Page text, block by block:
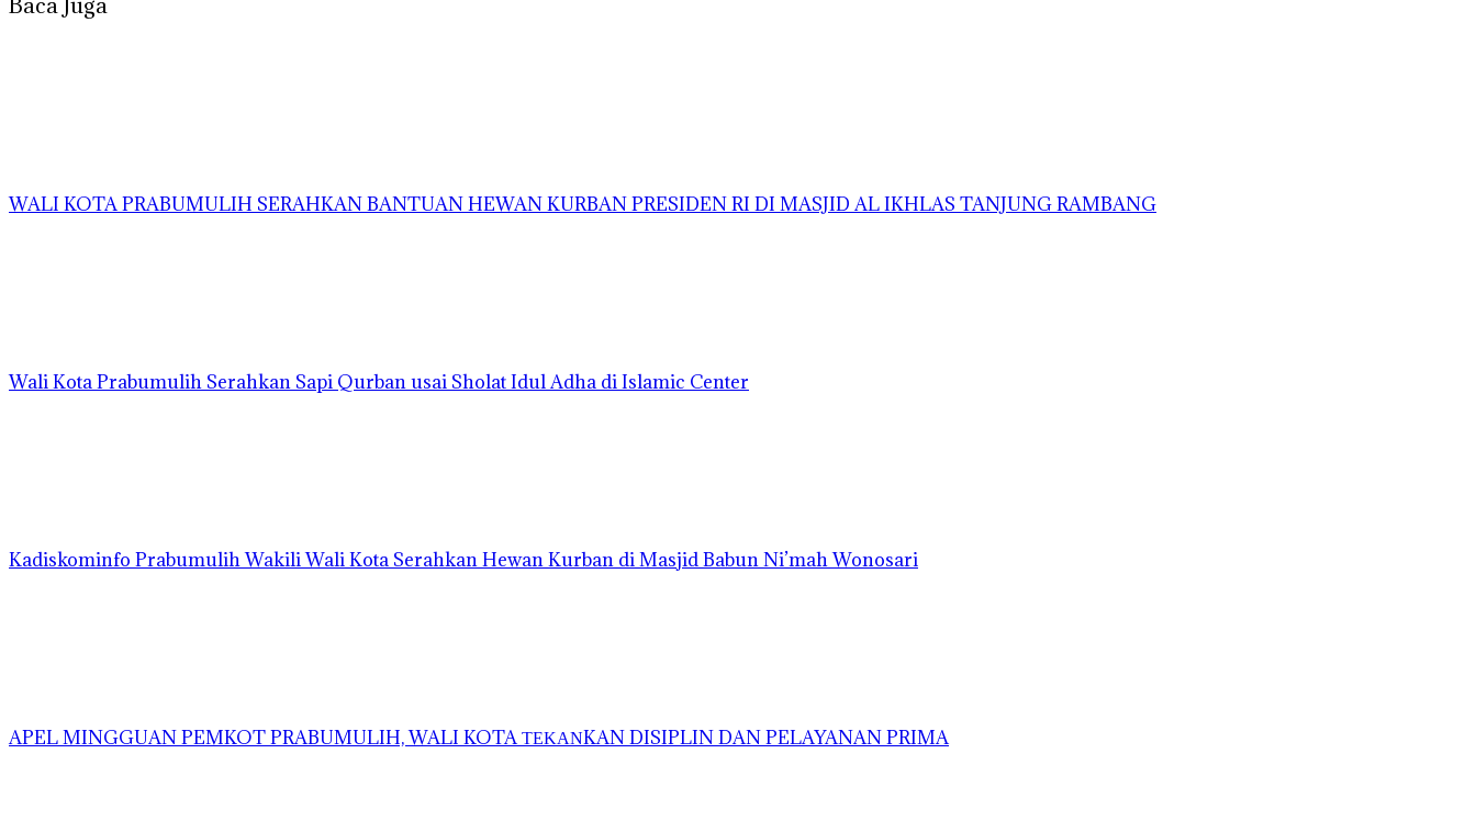
WALI KOTA PRABUMULIH SERAHKAN BANTUAN HEWAN KURBAN PRESIDEN RI DI MASJID AL IKHLAS TANJUNG RAMBANG
Wali Kota Prabumulih Serahkan Sapi Qurban usai Sholat Idul Adha di Islamic Center
Kadiskominfo Prabumulih Wakili Wali Kota Serahkan Hewan Kurban di Masjid Babun Ni’mah Wonosari
APEL MINGGUAN PEMKOT PRABUMULIH, WALI KOTA ΤΕΚΑΝKAN DISIPLIN DAN PELAYANAN PRIMA